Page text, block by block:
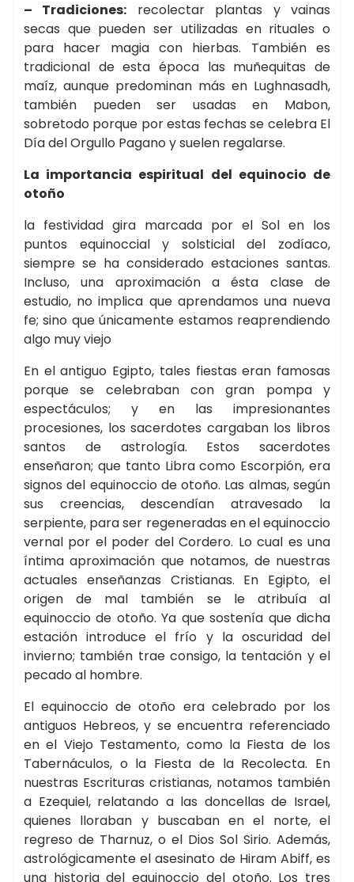
– Tradiciones: recolectar plantas y vainas
secas que pueden ser utilizadas en rituales o
para hacer magia con hierbas. También es
tradicional de esta época las muñequitas de
maíz, aunque predominan más en Lughnasadh,
también pueden ser usadas en Mabon,
sobretodo porque por estas fechas se celebra El
Día del Orgullo Pagano y suelen regalarse.
La importancia espiritual del equinocio de
otoño
la festividad gira marcada por el Sol en los
puntos equinoccial y solsticial del zodíaco,
siempre se ha considerado estaciones santas.
Incluso, una aproximación a ésta clase de
estudio, no implica que aprendamos una nueva
fe; sino que únicamente estamos reaprendiendo
algo muy viejo
En el antiguo Egipto, tales fiestas eran famosas
porque se celebraban con gran pompa y
espectáculos; y en las impresionantes
procesiones, los sacerdotes cargaban los libros
santos de astrología. Estos sacerdotes
enseñaron; que tanto Libra como Escorpión, era
signos del equinoccio de otoño. Las almas, según
sus creencias, descendían atravesado la
serpiente, para ser regeneradas en el equinoccio
vernal por el poder del Cordero. Lo cual es una
íntima aproximación que notamos, de nuestras
actuales enseñanzas Cristianas. En Egipto, el
origen de mal también se le atribuía al
equinoccio de otoño. Ya que sostenía que dicha
estación introduce el frío y la oscuridad del
invierno; también trae consigo, la tentación y el
pecado al hombre.
El equinoccio de otoño era celebrado por los
antiguos Hebreos, y se encuentra referenciado
en el Viejo Testamento, como la Fiesta de los
Tabernáculos, o la Fiesta de la Recolecta. En
nuestras Escrituras cristianas, notamos también
a Ezequiel, relatando a las doncellas de Israel,
quienes lloraban y buscaban en el norte, el
regreso de Tharnuz, o el Dios Sol Sirio. Además,
astrológicamente el asesinato de Hiram Abiff, es
una historia del equinoccio del otoño. Los tres